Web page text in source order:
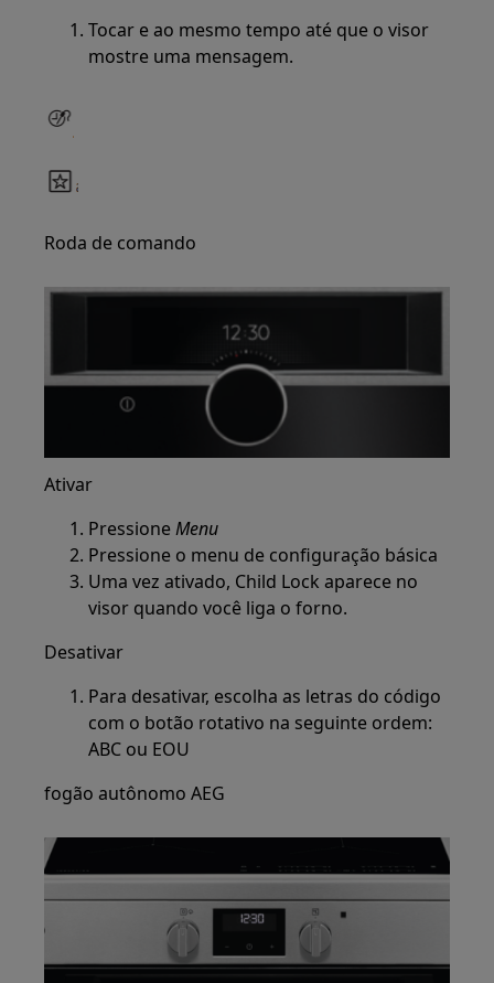
Tocar e ao mesmo tempo até que o visor
mostre uma mensagem.
Roda de comando
Ativar
PressioneMenu
Pressione o menu de configuração básica
Uma vez ativado, Child Lock aparece no
visor quando você liga o forno.
Desativar
Para desativar, escolha as letras do código
com o botão rotativo na seguinte ordem:
ABC ou EOU
fogão autônomo AEG